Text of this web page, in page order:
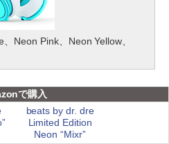
Neon Pink、Neon Yellow、
で購入
beats by dr. dre
Limited Edition
Neon “Mixr”